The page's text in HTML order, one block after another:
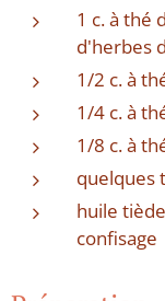
1 c. à thé
d'herbes
1/2 c. à
1/4 c. à
1/8 c. à
quelques
huile
confisage